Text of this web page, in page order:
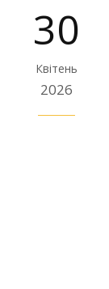
30
Квітень
2026